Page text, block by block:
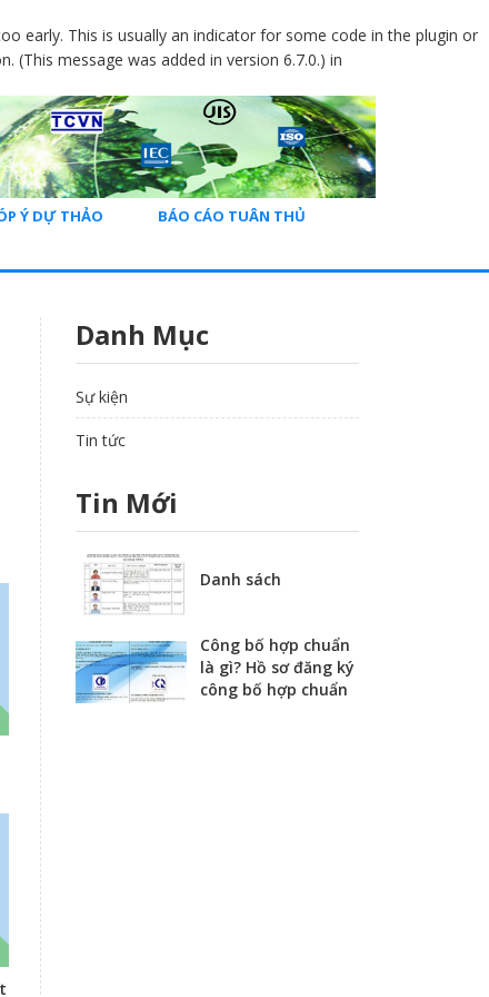
early. This is usually an indicator for some code in the plugin or
(This message was added in version 6.7.0.) in
Ý DỰ THẢO
BÁO CÁO TUÂN THỦ
Danh Mục
Sự kiện
Tin tức
Tin Mới
Danh sách
Công bố hợp chuẩn
là gì? Hồ sơ đăng ký
công bố hợp chuẩn